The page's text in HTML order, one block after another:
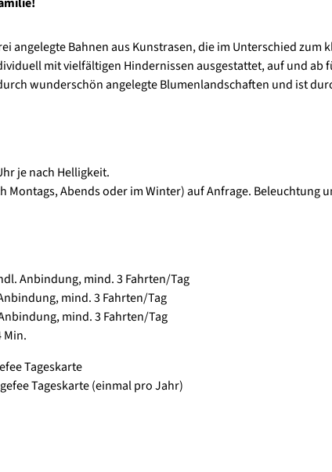
angelegte Bahnen aus Kunstrasen, die im Unterschied
mit vielfältigen Hindernissen ausgestattet, auf und ab
wunderschön angelegte Blumenlandschaften und ist
je nach Helligkeit.
Montags, Abends oder im Winter) auf Anfrage. Beleuchtung
Anbindung, mind. 3 Fahrten/Tag
mind. 3 Fahrten/Tag
mind. 3 Fahrten/Tag
Min.
Tageskarte
Tageskarte (einmal pro Jahr)